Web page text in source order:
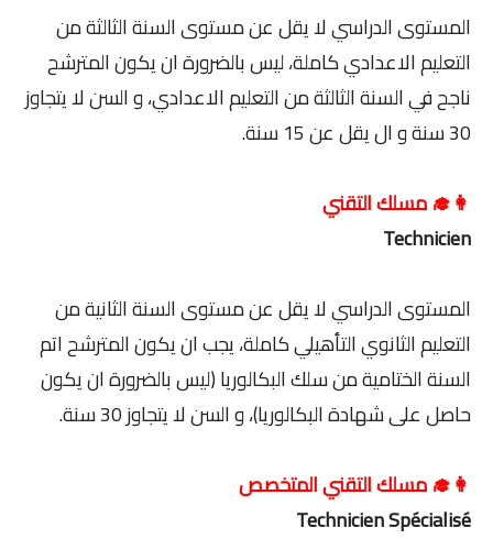
المستوى الدراسي لا يقل عن مستوى السنة الثالثة من
التعليم الاعدادي كاملة، ليس بالضرورة ان يكون المترشح
ناجح في السنة الثالثة من التعليم الاعدادي، و السن لا يتجاوز
30 سنة و ال يقل عن 15 سنة.
👩‍🎓 مسلك التقني
Technicien
المستوى الدراسي لا يقل عن مستوى السنة الثانية من
التعليم الثانوي التأهيلي كاملة، يجب ان يكون المترشح اتم
السنة الختامية من سلك البكالوريا (ليس بالضرورة ان يكون
حاصل على شهادة البكالوريا)، و السن لا يتجاوز 30 سنة.
👩‍🎓 مسلك التقني المتخصص
Technicien Spécialisé